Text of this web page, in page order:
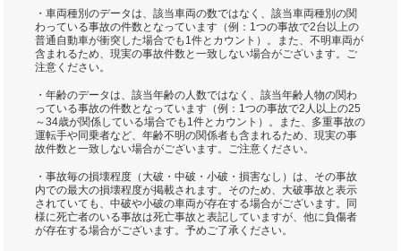
・車両種別のデータは、該当車両の数ではなく、該当車両種別の関
わっている事故の件数となっています（例：1つの事故で2台以上の
普通自動車が衝突した場合でも1件とカウント）。また、不明車両が
含まれるため、現実の事故件数と一致しない場合がございます。ご
注意ください。
・年齢のデータは、該当年齢の人数ではなく、該当年齢人物の関わ
っている事故の件数となっています（例：1つの事故で2人以上の25
～34歳が関係している場合でも1件とカウント）。また、多重事故の
運転手や同乗者など、年齢不明の関係者も含まれるため、現実の事
故件数と一致しない場合がございます。ご注意ください。
・事故毎の損壊程度（大破・中破・小破・損害なし）は、その事故
内での最大の損壊程度が掲載されます。そのため、大破事故と表示
されていても、中破や小破の車両が存在する場合がございます。同
様に死亡者のいる事故は死亡事故と表記していますが、他に負傷者
が存在する場合がございます。予めご了承ください。